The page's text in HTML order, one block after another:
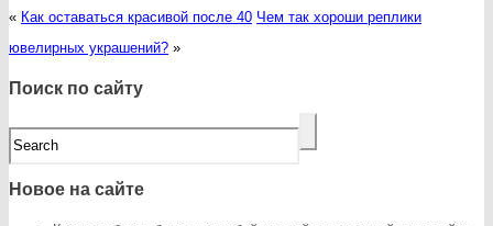
« Как оставаться красивой после 40 Чем так хороши реплики
ювелирных украшений? »
Поиск по сайту
Новое на сайте